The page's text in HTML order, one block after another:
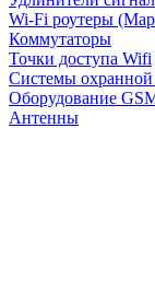
Wi-Fi роутеры
Коммутаторы
Точки доступа Wifi
Системы
Оборудование
Антенны